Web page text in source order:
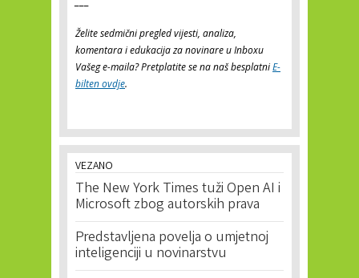
Želite sedmični pregled vijesti, analiza,
komentara i edukacija za novinare u Inboxu
Vašeg e-maila? Pretplatite se na naš besplatniE-
bilten ovdje.
VEZANO
The New York Times tuži Open AI i
Microsoft zbog autorskih prava
Predstavljena povelja o umjetnoj
inteligenciji u novinarstvu